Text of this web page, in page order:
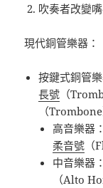
吹奏者改變
現代銅管樂器：
按鍵式銅管
長號 （
（
高音樂器
柔音號
中音樂器
（Alto